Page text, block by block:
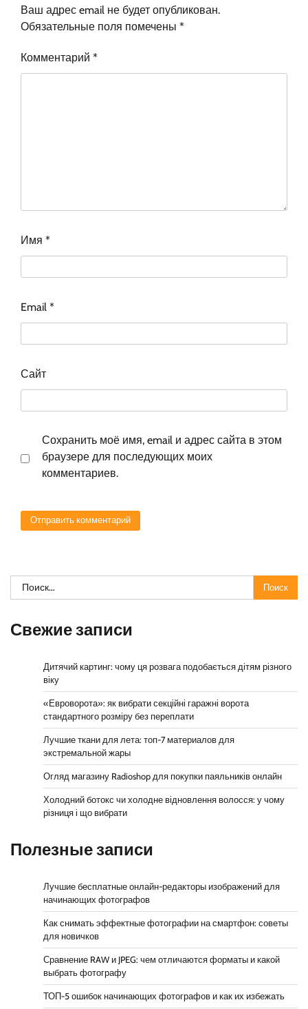
Ваш адрес email не будет опубликован.
Обязательные поля помечены *
Комментарий *
Имя *
Email *
Сайт
Сохранить моё имя, email и адрес сайта в этом
браузере для последующих моих
комментариев.
Найти:
Свежие записи
Дитячий картинг: чому ця розвага подобається дітям різного
віку
«Евроворота»: як вибрати секційні гаражні ворота
стандартного розміру без переплати
Лучшие ткани для лета: топ-7 материалов для
экстремальной жары
Огляд магазину Radioshop для покупки паяльників онлайн
Холодний ботокс чи холодне відновлення волосся: у чому
різниця і що вибрати
Полезные записи
Лучшие бесплатные онлайн-редакторы изображений для
начинающих фотографов
Как снимать эффектные фотографии на смартфон: советы
для новичков
Сравнение RAW и JPEG: чем отличаются форматы и какой
выбрать фотографу
ТОП-5 ошибок начинающих фотографов и как их избежать